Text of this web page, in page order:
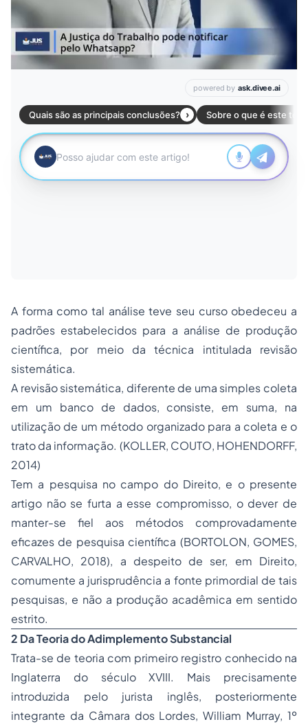
A forma como tal análise teve seu curso obedeceu a
padrões estabelecidos para a análise de produção
científica, por meio da técnica intitulada revisão
sistemática.
A revisão sistemática, diferente de uma simples coleta
em um banco de dados, consiste, em suma, na
utilização de um método organizado para a coleta e o
trato da informação. (KOLLER, COUTO, HOHENDORFF,
2014)
Tem a pesquisa no campo do Direito, e o presente
artigo não se furta a esse compromisso, o dever de
manter-se fiel aos métodos comprovadamente
eficazes de pesquisa científica (BORTOLON, GOMES,
CARVALHO, 2018), a despeito de ser, em Direito,
comumente a jurisprudência a fonte primordial de tais
pesquisas, e não a produção acadêmica em sentido
estrito.
2 Da Teoria do Adimplemento Substancial
Trata-se de teoria com primeiro registro conhecido na
Inglaterra do século XVIII. Mais precisamente
introduzida pelo jurista inglês, posteriormente
integrante da Câmara dos Lordes, William Murray, 1º